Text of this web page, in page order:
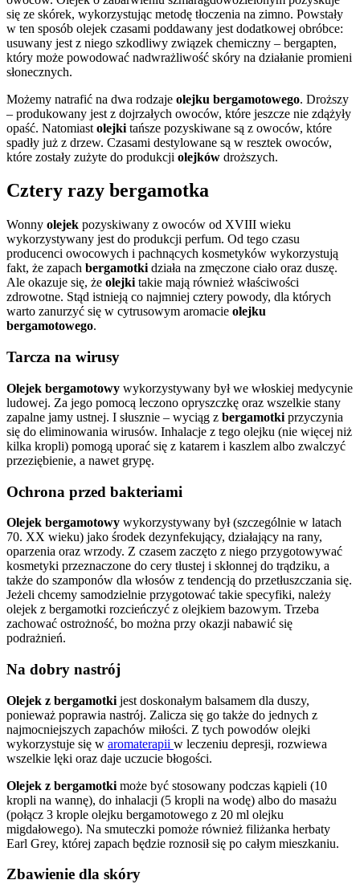
się ze skórek, wykorzystując metodę tłoczenia na zimno. Powstały
w ten sposób olejek czasami poddawany jest dodatkowej obróbce:
usuwany jest z niego szkodliwy związek chemiczny – bergapten,
który może powodować nadwrażliwość skóry na działanie promieni
słonecznych.
Możemy natrafić na dwa rodzaje olejku bergamotowego. Droższy
– produkowany jest z dojrzałych owoców, które jeszcze nie zdążyły
opaść. Natomiast olejki tańsze pozyskiwane są z owoców, które
spadły już z drzew. Czasami destylowane są w resztek owoców,
które zostały zużyte do produkcji olejków droższych.
Cztery razy bergamotka
Wonny olejek pozyskiwany z owoców od XVIII wieku
wykorzystywany jest do produkcji perfum. Od tego czasu
producenci owocowych i pachnących kosmetyków wykorzystują
fakt, że zapach bergamotki działa na zmęczone ciało oraz duszę.
Ale okazuje się, że olejki takie mają również właściwości
zdrowotne. Stąd istnieją co najmniej cztery powody, dla których
warto zanurzyć się w cytrusowym aromacie olejku
bergamotowego.
Tarcza na wirusy
Olejek bergamotowy wykorzystywany był we włoskiej medycynie
ludowej. Za jego pomocą leczono opryszczkę oraz wszelkie stany
zapalne jamy ustnej. I słusznie – wyciąg z bergamotki przyczynia
się do eliminowania wirusów. Inhalacje z tego olejku (nie więcej niż
kilka kropli) pomogą uporać się z katarem i kaszlem albo zwalczyć
przeziębienie, a nawet grypę.
Ochrona przed bakteriami
Olejek bergamotowy wykorzystywany był (szczególnie w latach
70. XX wieku) jako środek dezynfekujący, działający na rany,
oparzenia oraz wrzody. Z czasem zaczęto z niego przygotowywać
kosmetyki przeznaczone do cery tłustej i skłonnej do trądziku, a
także do szamponów dla włosów z tendencją do przetłuszczania się.
Jeżeli chcemy samodzielnie przygotować takie specyfiki, należy
olejek z bergamotki rozcieńczyć z olejkiem bazowym. Trzeba
zachować ostrożność, bo można przy okazji nabawić się
podrażnień.
Na dobry nastrój
Olejek z bergamotki jest doskonałym balsamem dla duszy,
ponieważ poprawia nastrój. Zalicza się go także do jednych z
najmocniejszych zapachów miłości. Z tych powodów olejki
wykorzystuje się w aromaterapii w leczeniu depresji, rozwiewa
wszelkie lęki oraz daje uczucie błogości.
Olejek z bergamotki może być stosowany podczas kąpieli (10
kropli na wannę), do inhalacji (5 kropli na wodę) albo do masażu
(połącz 3 krople olejku bergamotowego z 20 ml olejku
migdałowego). Na smuteczki pomoże również filiżanka herbaty
Earl Grey, której zapach będzie roznosił się po całym mieszkaniu.
Zbawienie dla skóry